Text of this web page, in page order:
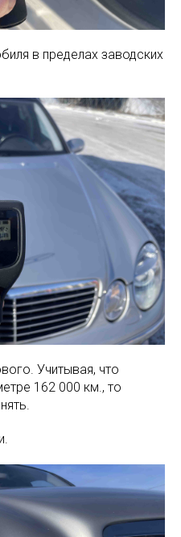
в пределах заводских
Учитывая, что
162 000 км., то